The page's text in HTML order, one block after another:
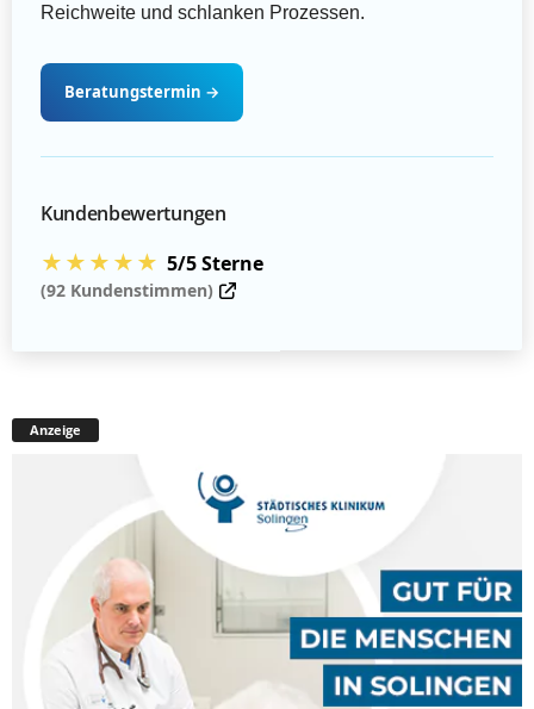
Reichweite und schlanken Prozessen.
Beratungstermin →
Kundenbewertungen
★★★★★ 5/5 Sterne
(92 Kundenstimmen)
Anzeige